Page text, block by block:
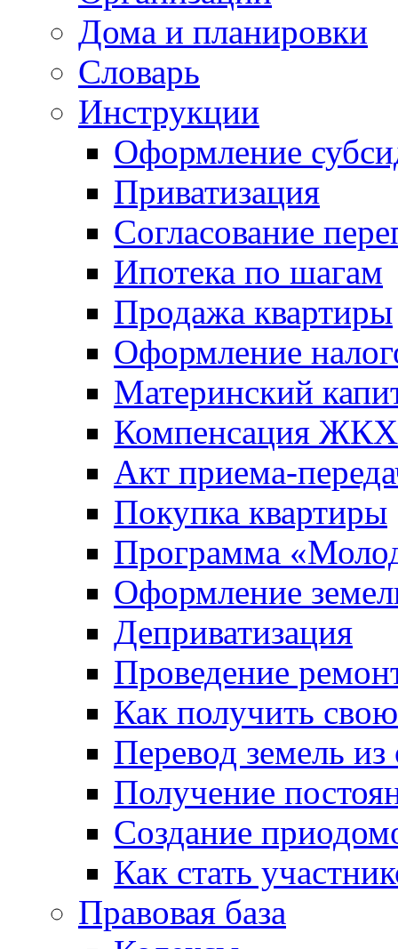
Дома и планировки
Словарь
Инструкции
Оформление
Приватизация
Согласование
Ипотека по шагам
Продажа квартиры
Оформление
Материнский
Компенсация ЖКХ
Акт приема-
Покупка квартиры
Программа
Оформление
Деприватизация
Проведение
Как получить
Перевод земель
Получение
Создание
Как стать
Правовая база